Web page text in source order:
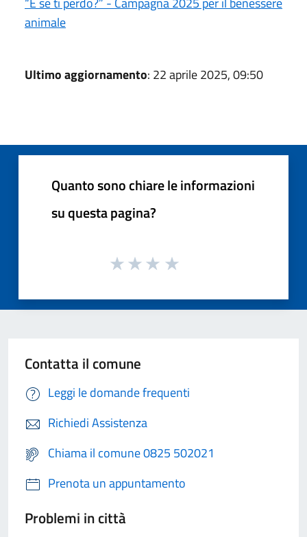
animale
Ultimo aggiornamento: 22 aprile 2025, 09:50
Quanto sono chiare le informazioni
su questa pagina?
Contatta il comune
Leggi le domande frequenti
Richiedi Assistenza
Chiama il comune 0825 502021
Prenota un appuntamento
Problemi in città